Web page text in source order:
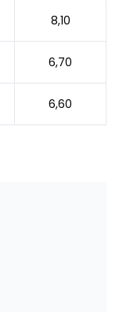
8,10
6,70
6,60